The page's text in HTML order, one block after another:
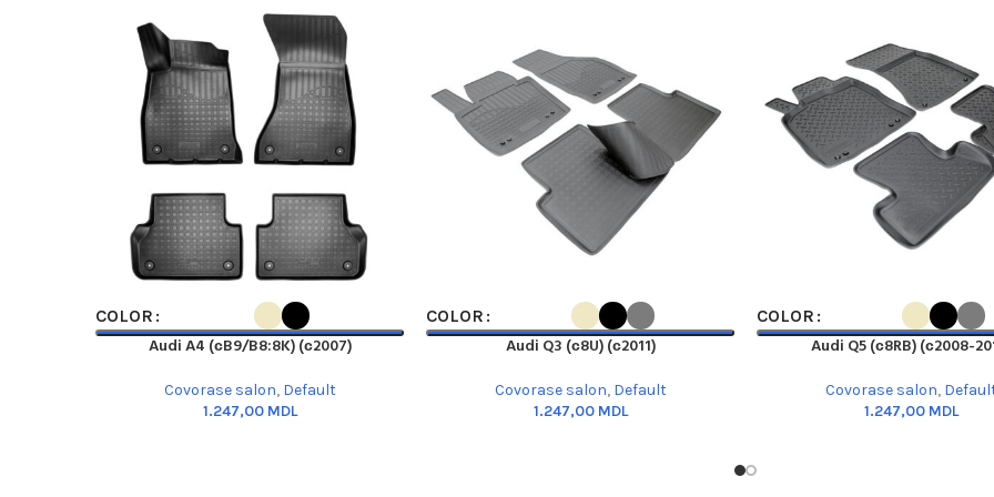
SELECT OPTIONS
COLOR
Audi A4 (сB9/B8:8K) (с2007)
Covorase salon, Default
MDL
SELECT OPTIONS
COLOR
Audi Q3 (с8U) (с2011)
Covorase salon, Default
MDL
SELECT OPTIONS
COLOR
Audi Q5 (с8RB) (с2008-
Covorase salon,
MDL